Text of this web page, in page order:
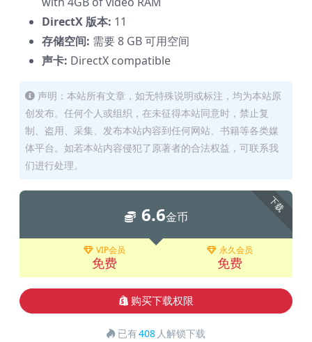
DirectX 版本: 11
存储空间: 需要 8 GB 可用空间
声卡: DirectX compatible
声明：本站所有文章，如无特殊说明或标注，均为本站原
创发布。任何个人或组织，在未征得本站同意时，禁止复
制、盗用、采集、发布本站内容到任何网站、书籍等各类媒
体平台。如若本站内容侵犯了原著者的合法权益，可联系我
们进行处理。
下载
6.6金币
VIP会员
免费
永久会员
免费
购买下载权限
已有408 人解锁下载